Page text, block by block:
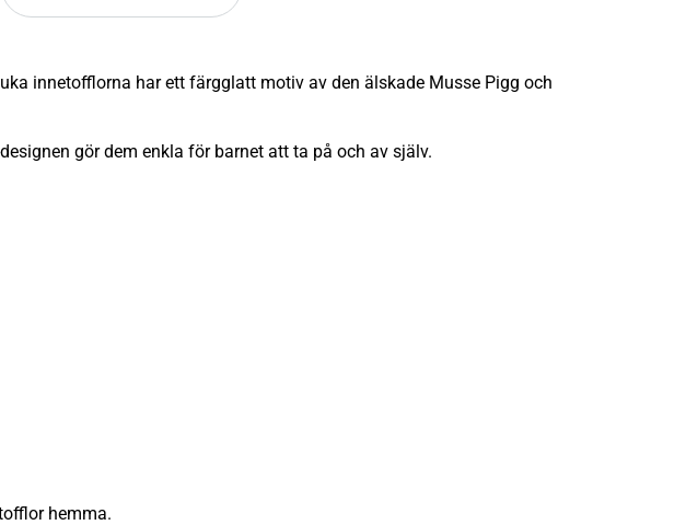
innetofflorna har ett färgglatt motiv av den älskade Musse Pigg och
gör dem enkla för barnet att ta på och av själv.
hemma.